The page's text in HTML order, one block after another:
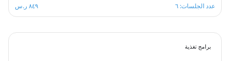
غذائية جديدة ويتابع برامج حميات يكتسب منها مهارات التنظيم
الصحي للمتناول الغذائي اليومي بما يتناسب مع حاجات جسمه من
الوزن.
عدد الجلسات: ٦ ٨٤٩ ر.س
برامج تغذية